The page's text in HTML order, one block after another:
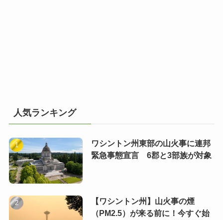
人気ランキング
ワシントン州東部の山火事に連邦
緊急事態宣言 6郡と3部族が対象
【ワシントン州】山火事の煙
（PM2.5）が来る前に！今すぐ始